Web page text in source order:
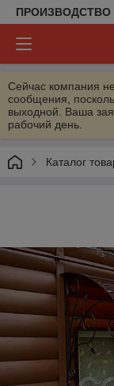
Сейчас компания
сообщения,
выходной. Ваша
рабочий день.
Каталог